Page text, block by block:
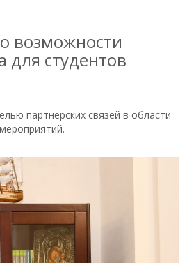
возможности
для студентов
партнерских связей в области